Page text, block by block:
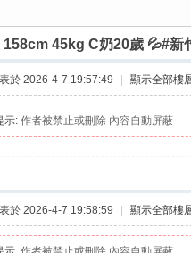
158cm 45kg C奶20歲 💦#新
於 2026-4-7 19:57:49 顯示全部樓
示: 作者被禁止或刪除 內容自動屏蔽
於 2026-4-7 19:58:59 顯示全部樓